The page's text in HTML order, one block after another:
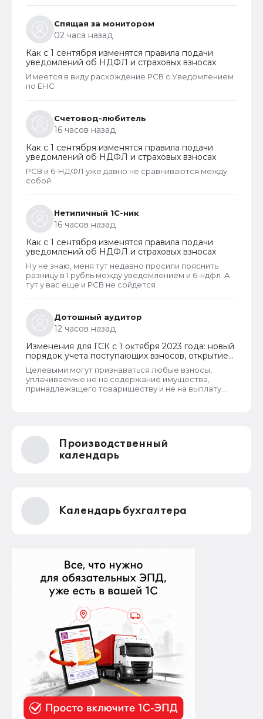
Спящая за монитором
02 часа назад
Как с 1 сентября изменятся правила подачи
уведомлений об НДФЛ и страховых взносах
Имеется в виду расхождение РСВ с Уведомлением
по ЕНС
Счетовод-любитель
16 часов назад
Как с 1 сентября изменятся правила подачи
уведомлений об НДФЛ и страховых взносах
РСВ и 6-НДФЛ уже давно не сравниваются между
собой
Нетипичный 1С-ник
16 часов назад
Как с 1 сентября изменятся правила подачи
уведомлений об НДФЛ и страховых взносах
Ну не знаю, меня тут недавно просили пояснить
разницу в 1 рубль между уведомлением и 6-ндфл. А
тут у вас еще и РСВ не сойдется
Дотошный аудитор
12 часов назад
Изменения для ГСК с 1 октября 2023 года: новый
порядок учета поступающих взносов, открытие
расчетных счетов и переход на применение
бухгалтерского ПО
Целевыми могут признаваться любые взносы,
уплачиваемые не на содержание имущества,
принадлежащего товариществу и не на выплату
собственников. Пример целевых взносов - взносы
на установку видеонаблюдения, охранных систем и
шлагбаумов. Платить их должны все собственники
гаражей.
Производственный
календарь
Календарь бухгалтера